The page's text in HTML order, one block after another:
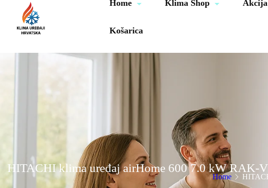
Home Klima Shop
Košarica
HITACHI klima uređaj airHome 600 7.0 kW RAK-
Home